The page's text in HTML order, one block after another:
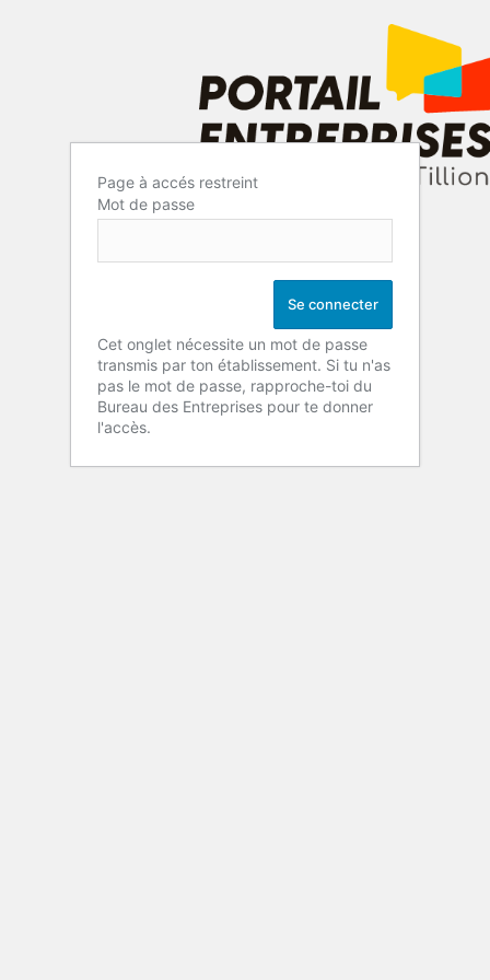
Page à accés restreint
Mot de passe
Cet onglet nécessite un mot de passe
transmis par ton établissement. Si tu n'as
pas le mot de passe, rapproche-toi du
Bureau des Entreprises pour te donner
l'accès.